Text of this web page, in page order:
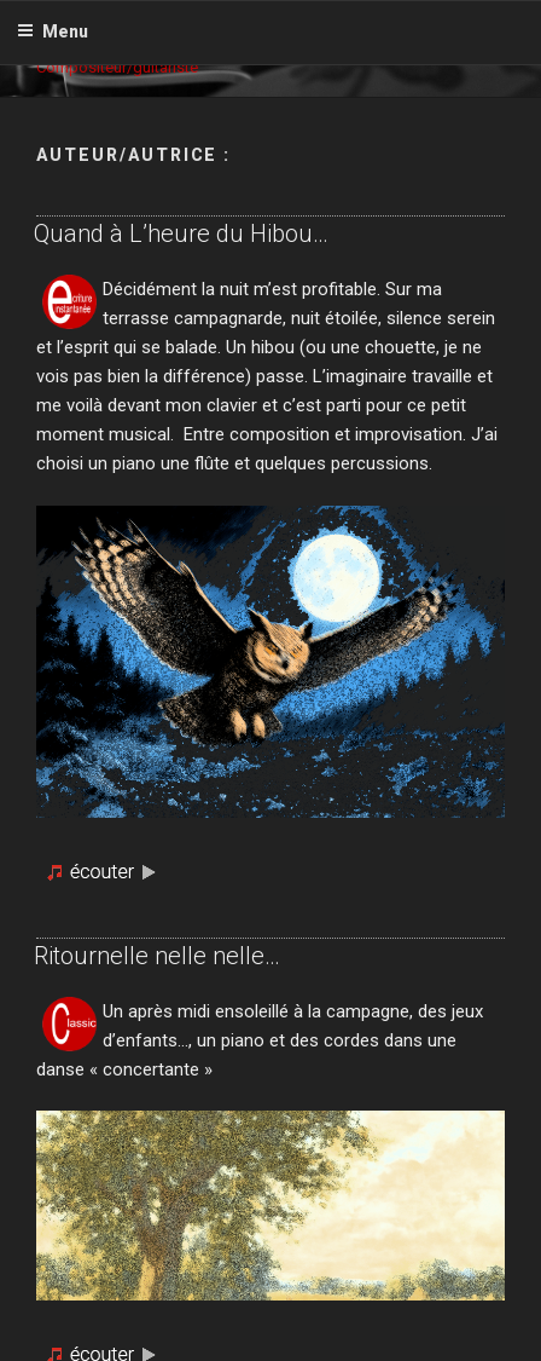
contenu
principal
GILLES GRIGNON
Compositeur/guitariste
Menu
AUTEUR/AUTRICE :
Quand à L’heure du Hibou…
Décidément la nuit m’est profitable. Sur ma
terrasse campagnarde, nuit étoilée, silence serein
et l’esprit qui se balade. Un hibou (ou une chouette, je ne
vois pas bien la différence) passe. L’imaginaire travaille et
me voilà devant mon clavier et c’est parti pour ce petit
moment musical. Entre composition et improvisation. J’ai
choisi un piano une flûte et quelques percussions.
Ritournelle nelle nelle…
Un après midi ensoleillé à la campagne, des jeux
d’enfants…, un piano et des cordes dans une
danse « concertante »